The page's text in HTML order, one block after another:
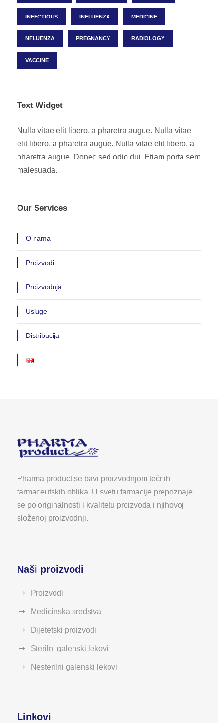
INFECTIOUS INFLUENZA MEDICINE
NFLUENZA PREGNANCY RADIOLOGY
VACCINE
Text Widget
Nulla vitae elit libero, a pharetra augue. Nulla vitae
elit libero, a pharetra augue. Nulla vitae elit libero, a
pharetra augue. Donec sed odio dui. Etiam porta sem
malesuada.
Our Services
O nama
Proizvodi
Proizvodnja
Usluge
Distribucija
Pharma product se bavi proizvodnjom tečnih
farmaceutskih oblika. U svetu farmacije prepoznaje
se po originalnosti i kvalitetu proizvoda i njihovoj
složenoj proizvodnji.
Naši proizvodi
Proizvodi
Medicinska sredstva
Dijetetski proizvodi
Sterilni galenski lekovi
Nesterilni galenski lekovi
Linkovi